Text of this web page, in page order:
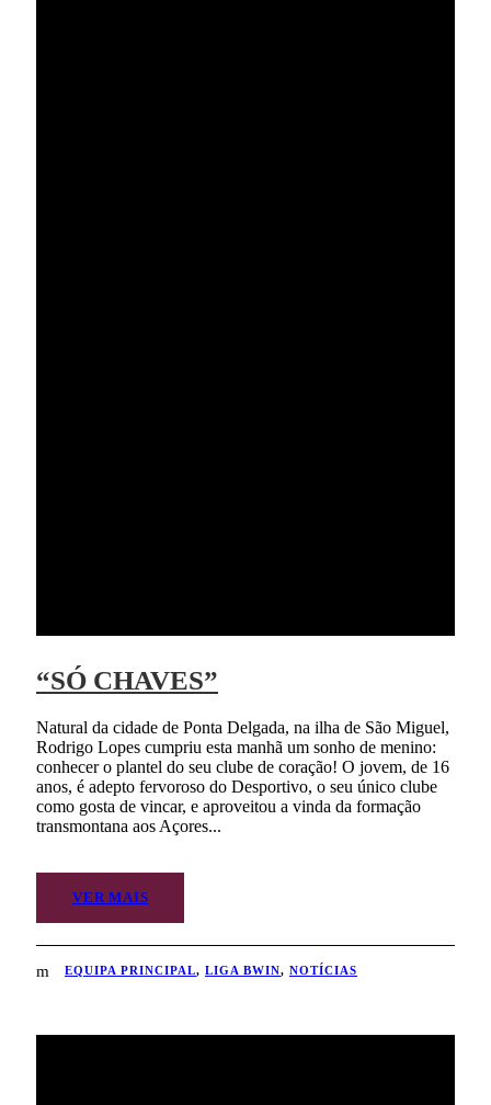
“SÓ CHAVES”
Natural da cidade de Ponta Delgada, na ilha de São Miguel,
Rodrigo Lopes cumpriu esta manhã um sonho de menino:
conhecer o plantel do seu clube de coração! O jovem, de 16
anos, é adepto fervoroso do Desportivo, o seu único clube
como gosta de vincar, e aproveitou a vinda da formação
transmontana aos Açores...
VER MAIS
EQUIPA PRINCIPAL, LIGA BWIN, NOTÍCIAS